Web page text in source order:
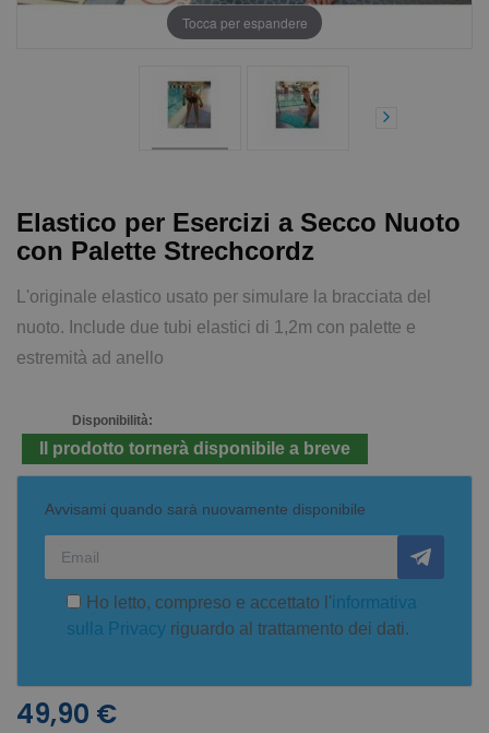
Tocca per espandere
Elastico per Esercizi a Secco Nuoto
con Palette Strechcordz
L'originale elastico usato per simulare la bracciata del
nuoto. Include due tubi elastici di 1,2m con palette e
estremità ad anello
Disponibilità:
Il prodotto tornerà disponibile a breve
Avvisami quando sarà nuovamente disponibile
Ho letto, compreso e accettato l'informativa
sulla Privacy riguardo al trattamento dei dati.
49,90 €